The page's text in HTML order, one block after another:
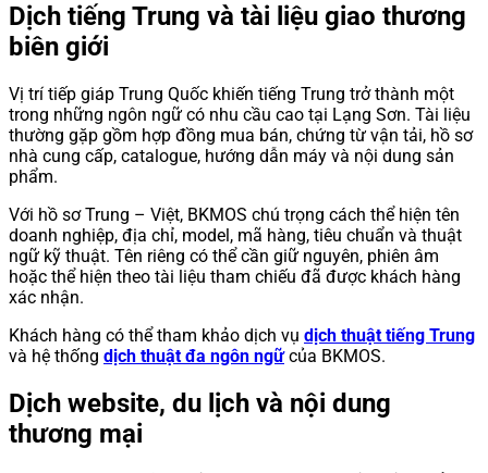
Dịch tiếng Trung và tài liệu giao thương
biên giới
Vị trí tiếp giáp Trung Quốc khiến tiếng Trung trở thành một
trong những ngôn ngữ có nhu cầu cao tại Lạng Sơn. Tài liệu
thường gặp gồm hợp đồng mua bán, chứng từ vận tải, hồ sơ
nhà cung cấp, catalogue, hướng dẫn máy và nội dung sản
phẩm.
Với hồ sơ Trung – Việt, BKMOS chú trọng cách thể hiện tên
doanh nghiệp, địa chỉ, model, mã hàng, tiêu chuẩn và thuật
ngữ kỹ thuật. Tên riêng có thể cần giữ nguyên, phiên âm
hoặc thể hiện theo tài liệu tham chiếu đã được khách hàng
xác nhận.
Khách hàng có thể tham khảo dịch vụ dịch thuật tiếng Trung
và hệ thống dịch thuật đa ngôn ngữcủa BKMOS.
Dịch website, du lịch và nội dung
thương mại